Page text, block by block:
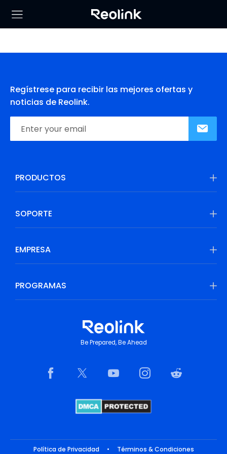
Regístrese para recibir las mejores ofertas y
noticias de Reolink.
PRODUCTOS
SOPORTE
EMPRESA
PROGRAMAS
Be Prepared, Be Ahead
Política de Privacidad • Términos & Condiciones